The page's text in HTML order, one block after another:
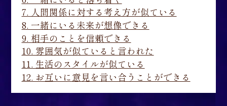
7. 人間関係に対する考え方が似ている
8. 一緒にいる未来が想像できる
9. 相手のことを信頼できる
10. 雰囲気が似ていると言われた
11. 生活のスタイルが似ている
12. お互いに意見を言い合うことができる